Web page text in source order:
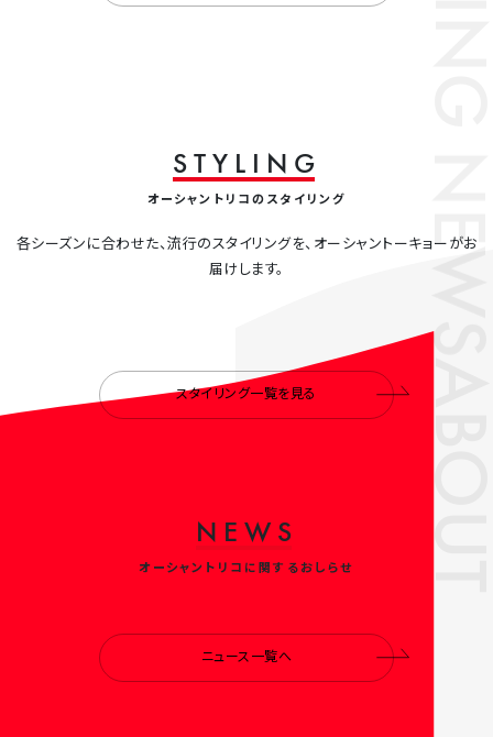
S T Y L N G
オーシャントリコのスタイリング
各シーズンに合わせた、流行のスタイリングを、オーシャントーキョーがお
届けします。
スタイリング一覧を見る
N E W S
オーシャントリコに関するおしらせ
ニュース一覧へ
NEWS